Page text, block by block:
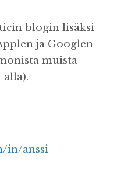
blogin lisäksi
ja Googlen
muista
in/anssi-